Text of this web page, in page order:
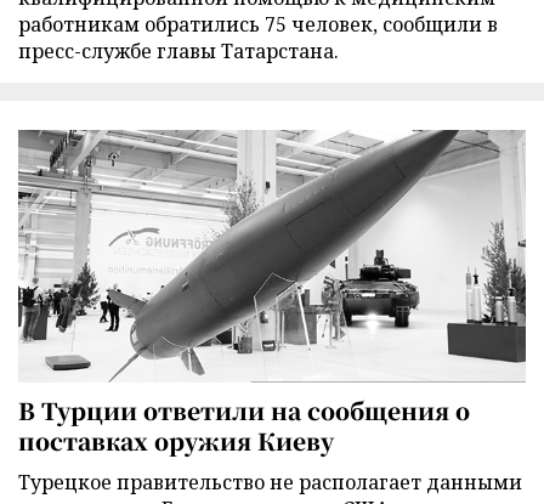
работникам обратились 75 человек, сообщили в
пресс-службе главы Татарстана.
В Турции ответили на сообщения о
поставках оружия Киеву
Турецкое правительство не располагает данными